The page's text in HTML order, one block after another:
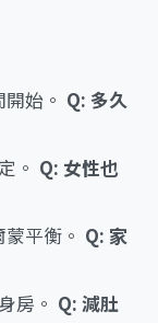
始。 Q: 多久
。 Q: 女性也
平衡。 Q: 家
房。 Q: 減肚